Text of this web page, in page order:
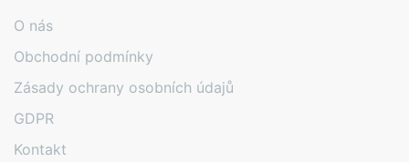
O nás
Obchodní podmínky
Zásady ochrany osobních údajů
GDPR
Kontakt